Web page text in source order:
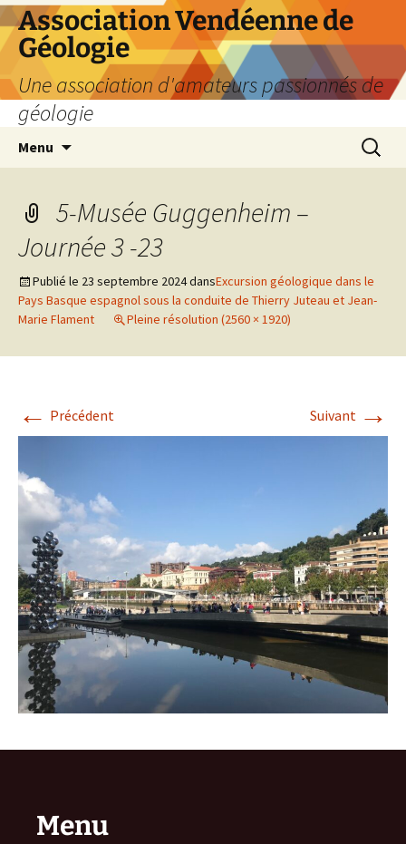
Aller
au
contenu
Association Vendéenne de
Géologie
Une association d'amateurs passionnés de
géologie
Menu
5-Musée Guggenheim –
Journée 3 -23
Publié le 23 septembre 2024dansExcursion géologique dans le
Pays Basque espagnol sous la conduite de Thierry Juteau et Jean-
Marie Flament
Pleine résolution (2560 × 1920)
← Précédent Suivant →
Menu